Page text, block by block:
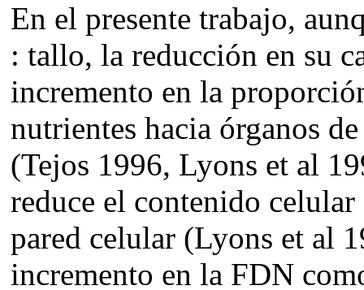
En el presente trabajo,
: tallo, la reducción en su
incremento en la
nutrientes hacia órganos
(Tejos 1996, Lyons et al
reduce el contenido
pared celular (Lyons et al
incremento en la FDN